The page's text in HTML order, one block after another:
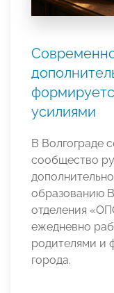
усилиями
В Волгограде
сообщество
образованию
отделения
ежедневно
родителями и
города.